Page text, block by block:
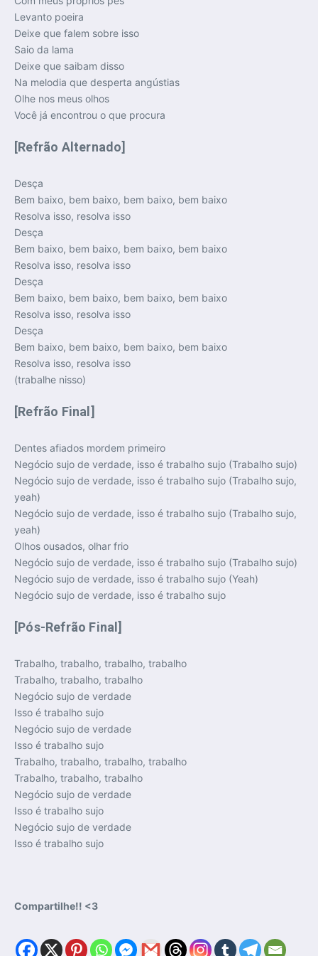
Levanto poeira
Deixe que falem sobre isso
Saio da lama
Deixe que saibam disso
Na melodia que desperta angústias
Olhe nos meus olhos
Você já encontrou o que procura
[Refrão Alternado]
Desça
Bem baixo, bem baixo, bem baixo, bem baixo
Resolva isso, resolva isso
Desça
Bem baixo, bem baixo, bem baixo, bem baixo
Resolva isso, resolva isso
Desça
Bem baixo, bem baixo, bem baixo, bem baixo
Resolva isso, resolva isso
Desça
Bem baixo, bem baixo, bem baixo, bem baixo
Resolva isso, resolva isso
(trabalhe nisso)
[Refrão Final]
Dentes afiados mordem primeiro
Negócio sujo de verdade, isso é trabalho sujo (Trabalho sujo)
Negócio sujo de verdade, isso é trabalho sujo (Trabalho sujo,
yeah)
Negócio sujo de verdade, isso é trabalho sujo (Trabalho sujo,
yeah)
Olhos ousados, olhar frio
Negócio sujo de verdade, isso é trabalho sujo (Trabalho sujo)
Negócio sujo de verdade, isso é trabalho sujo (Yeah)
Negócio sujo de verdade, isso é trabalho sujo
[Pós-Refrão Final]
Trabalho, trabalho, trabalho, trabalho
Trabalho, trabalho, trabalho
Negócio sujo de verdade
Isso é trabalho sujo
Negócio sujo de verdade
Isso é trabalho sujo
Trabalho, trabalho, trabalho, trabalho
Trabalho, trabalho, trabalho
Negócio sujo de verdade
Isso é trabalho sujo
Negócio sujo de verdade
Isso é trabalho sujo
Compartilhe!! <3